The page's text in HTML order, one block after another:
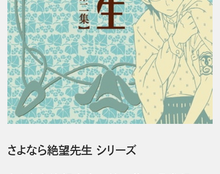
さよなら絶望先生 シリーズ